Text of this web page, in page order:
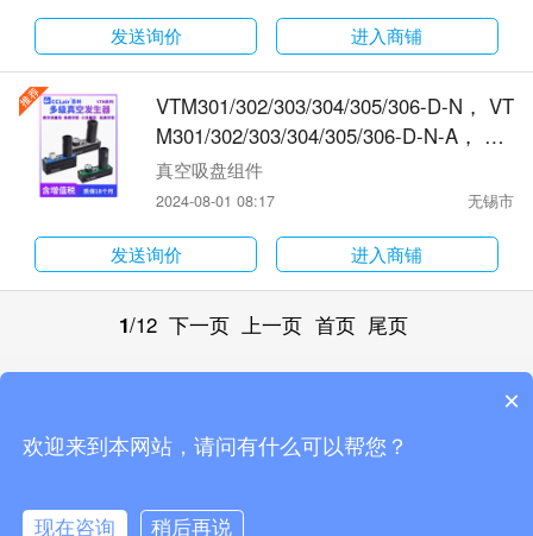
发送询价 进入商铺
VTM301/302/303/304/305/306-D-N， VT
M301/302/303/304/305/306-D-N-A， VT
M301/302/303/304/305/306-D-V， VTM
301/302/303/304/305/306-D-N，蓝壳/高
真空吸盘组件
2024-08-01 08:17 无锡市
发送询价 进入商铺
1/12 下一页 上一页 首页 尾页
×
欢迎来到本网站，请问有什么可以帮您？
现在咨询 稍后再说